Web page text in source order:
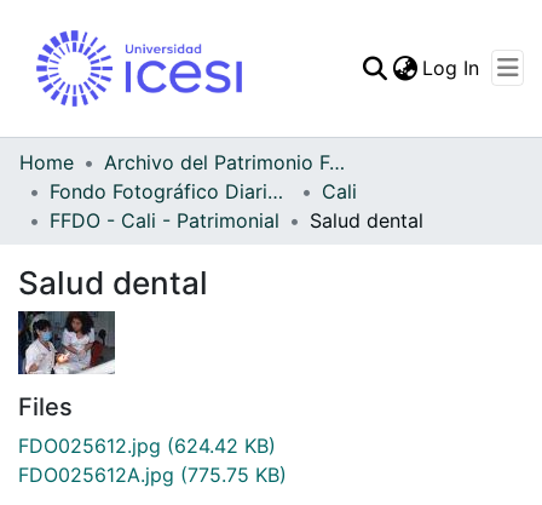
Statistics
Log In
Home
Archivo del Patrimonio Fotográfico y Fílmico del Valle del Cauca
Fondo Fotográfico Diario Occidente
Cali
FFDO - Cali - Patrimonial
Salud dental
Salud dental
Files
FDO025612.jpg (624.42 KB)
FDO025612A.jpg (775.75 KB)